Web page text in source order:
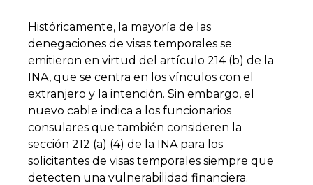
Históricamente, la mayoría de las
denegaciones de visas temporales se
emitieron en virtud del artículo 214 (b) de la
INA, que se centra en los vínculos con el
extranjero y la intención. Sin embargo, el
nuevo cable indica a los funcionarios
consulares que también consideren la
sección 212 (a) (4) de la INA para los
solicitantes de visas temporales siempre que
detecten una vulnerabilidad financiera.